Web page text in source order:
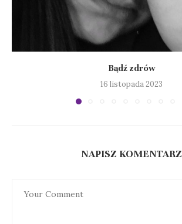
Bądź zdrów
16 listopada 2023
NAPISZ KOMENTARZ